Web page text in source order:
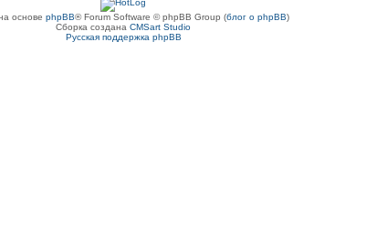
основе phpBB® Forum Software © phpBB Group (блог о phpBB)
Сборка создана CMSart Studio
Русская поддержка phpBB